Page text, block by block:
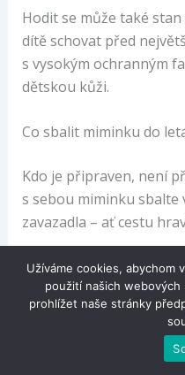
Hodit se může také
dítě schovat před
s vysokým ochranným
dětskou kůži.
Co sbalit miminku do
Kdo je připraven, není
s sebou miminku
zavazadla – ať cestu
Základ tvoří náhradní
ubrousky, různé
svačinek pro miminko
Užíváme cookies, abychom
použití našich
prohlížet naše stránky